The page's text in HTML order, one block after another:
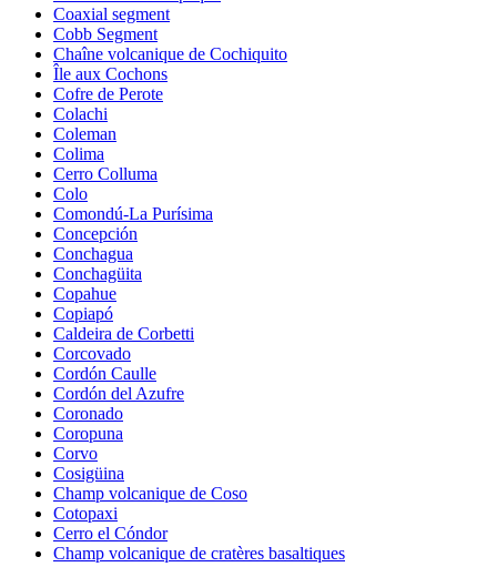
Coaxial segment
Cobb Segment
Chaîne volcanique de Cochiquito
Île aux Cochons
Cofre de Perote
Colachi
Coleman
Colima
Cerro Colluma
Colo
Comondú-La Purísima
Concepción
Conchagua
Conchagüita
Copahue
Copiapó
Caldeira de Corbetti
Corcovado
Cordón Caulle
Cordón del Azufre
Coronado
Coropuna
Corvo
Cosigüina
Champ volcanique de Coso
Cotopaxi
Cerro el Cóndor
Champ volcanique de cratères basaltiques